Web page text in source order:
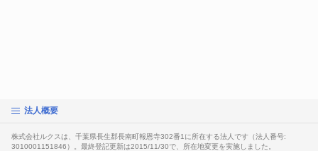
法人概要
株式会社ルクスは、千葉県長生郡長南町報恩寺302番1に所在する法人です（法人番号:
3010001151846）。最終登記更新は2015/11/30で、所在地変更を実施しました。